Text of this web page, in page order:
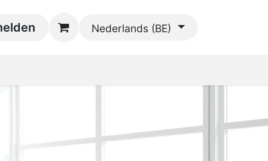
Contact Nederlands (BE)